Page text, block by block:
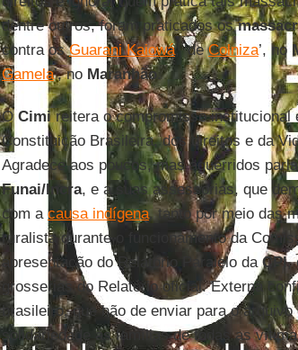
dentre outros, foram praticados os
contra osGuarani Kaiowá, ‘deColniza’, no
Gamela’, no Maranhão .
OCimireitera o compromisso institucional
Constituição Brasileira, dos direitos e da
Agradece aos poucos, mas aguerridos
Funai/Incra, e a suas assessorias, que
com a causa indígena, tanto por meio das
ruralista durante o funcionamento da
apresentação do Relatório Paralelo daCPI,
grosserias do Relatório oficial. Externa
brasileiro, que hão de enviar para o
solidariedade às famílias de todas as